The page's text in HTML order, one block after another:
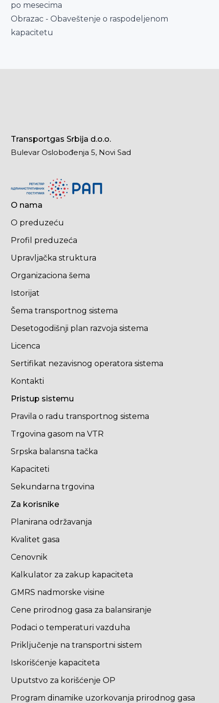
po mesecima
Obrazac - Obaveštenje o raspodelјenom
kapacitetu
Transportgas Srbija d.o.o.
Bulevar Oslobođenja 5, Novi Sad
O nama
O preduzeću
Profil preduzeća
Upravljačka struktura
Organizaciona šema
Istorijat
Šema transportnog sistema
Desetogodišnji plan razvoja sistema
Licenca
Sertifikat nezavisnog operatora sistema
Kontakti
Pristup sistemu
Pravila o radu transportnog sistema
Trgovina gasom na VTR
Srpska balansna tačka
Kapaciteti
Sekundarna trgovina
Za korisnike
Planirana održavanja
Kvalitet gasa
Cenovnik
Kalkulator za zakup kapaciteta
GMRS nadmorske visine
Cene prirodnog gasa za balansiranje
Podaci o temperaturi vazduha
Priključenje na transportni sistem
Iskorišćenje kapaciteta
Uputstvo za korišćenje OP
Program dinamike uzorkovanja prirodnog gasa